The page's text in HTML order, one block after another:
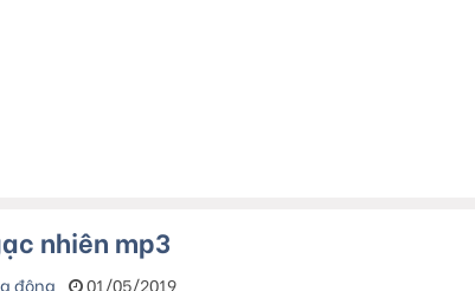
nhiên mp3
động 01/05/2019